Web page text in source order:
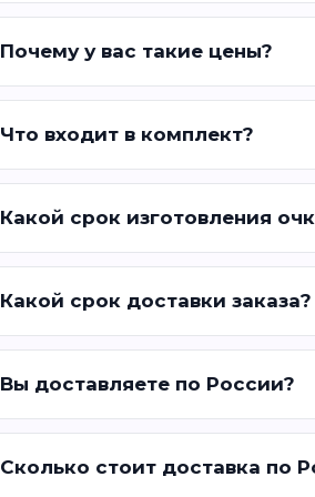
Почему у вас такие цены?
Что входит в комплект?
Какой срок изготовления
Какой срок доставки заказа?
Вы доставляете по России?
Сколько стоит доставка по